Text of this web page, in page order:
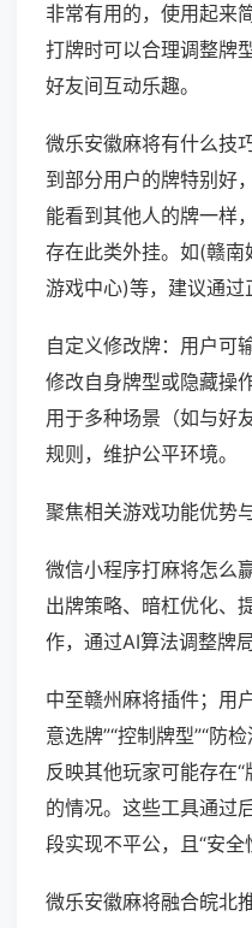
非常有用的，使用起来
打牌时可以合理调整牌
好友间互动乐趣。
微乐安徽麻将有什么技
到部分用户的牌特别好
能看到其他人的牌一样
存在此类外挂。如(赣南
游戏中心)等，建议通过
自定义修改牌：用户可
修改自身牌型或隐藏操
用于多种场景（如与好
规则，维护公平环境。
聚焦相关游戏功能优势
微信小程序打麻将怎么
出牌策略、暗杠优化、
作，通过AI算法调整牌
中至赣州麻将插件；用
意选牌”“控制牌型”“防
反映其他玩家可能存在“
的情况。这些工具通过
段实现不平公，且“安全
微乐安徽麻将融合皖北